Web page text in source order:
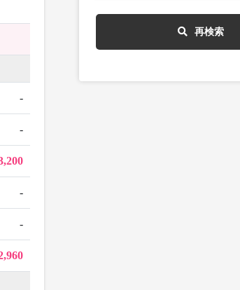
-
-
-
-
再検索